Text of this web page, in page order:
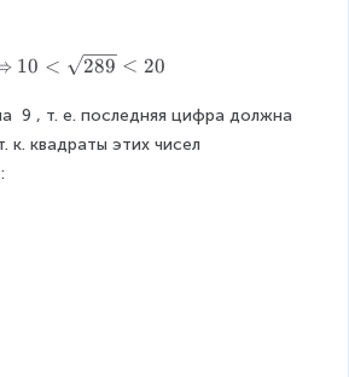
t
{
8
9
0
10 < 289 < 20
9 , т. е. последняя цифра должна
к. квадраты этих чисел
: